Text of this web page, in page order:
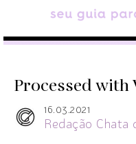
Processed with
16.03.2021
Redação Chata